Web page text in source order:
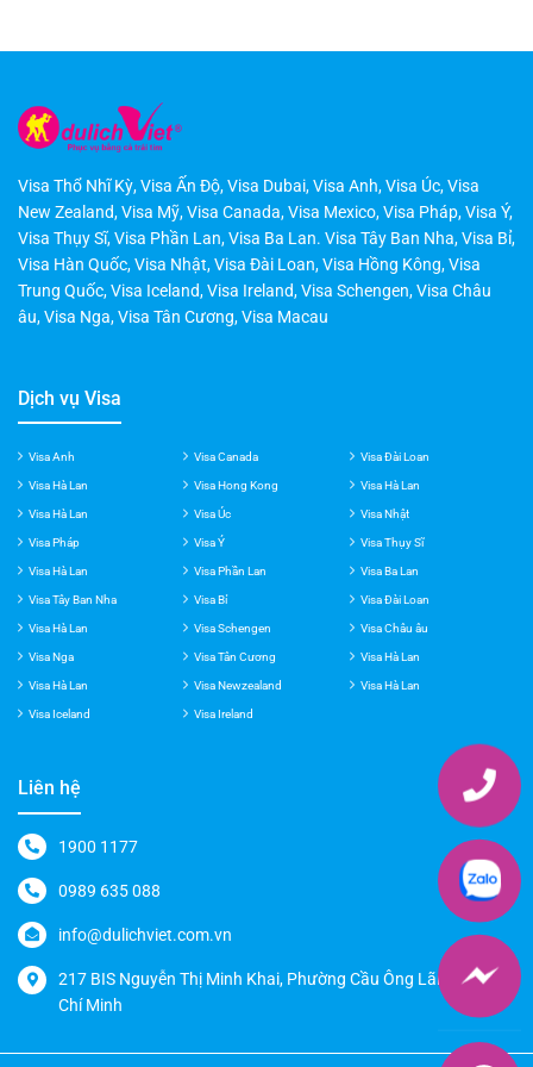
Dịch vụ Visa
Visa Anh Visa Canada Visa Đài Loan
Visa Hà Lan Visa Hong Kong Visa Hà Lan
Visa Hà Lan Visa Úc Visa Nhật
Visa Pháp Visa Ý Visa Thụy Sĩ
Visa Hà Lan Visa Phần Lan Visa Ba Lan
Visa Tây Ban Nha Visa Bỉ Visa Đài Loan
Visa Hà Lan Visa Schengen Visa Châu âu
Visa Nga Visa Tân Cương Visa Hà Lan
Visa Hà Lan Visa Newzealand
Liên hệ
217 BIS Nguyễn Thị Minh Khai, Phường Cầu Ông Lãnh, TP. Hồ
Visa Thổ Nhĩ Kỳ,Visa Ấn Độ ,Visa Dubai,Visa Anh,Visa Úc,Visa
New Zealand,Visa Mỹ,Visa Canada, Visa Mexico,Visa Pháp,Visa Ý,
Visa Thụy Sĩ,Visa Phần Lan,Visa Ba Lan.Visa Tây Ban Nha,Visa Bỉ
Visa Hàn Quốc,Visa Nhật,Visa Đài Loan,Visa Hồng Kông, Visa
Trung Quốc,Visa Iceland,Visa Ireland,Visa Schengen